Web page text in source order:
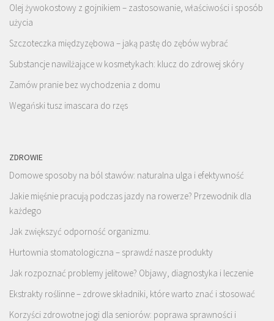
Olej żywokostowy z gojnikiem – zastosowanie, właściwości i sposób
użycia
Szczoteczka międzyzębowa – jaką pastę do zębów wybrać
Substancje nawilżające w kosmetykach: klucz do zdrowej skóry
Zamów pranie bez wychodzenia z domu
Wegański tusz imascara do rzęs
ZDROWIE
Domowe sposoby na ból stawów: naturalna ulga i efektywność
Jakie mięśnie pracują podczas jazdy na rowerze? Przewodnik dla
każdego
Jak zwiększyć odporność organizmu.
Hurtownia stomatologiczna – sprawdź nasze produkty
Jak rozpoznać problemy jelitowe? Objawy, diagnostyka i leczenie
Ekstrakty roślinne – zdrowe składniki, które warto znać i stosować
Korzyści zdrowotne jogi dla seniorów: poprawa sprawności i